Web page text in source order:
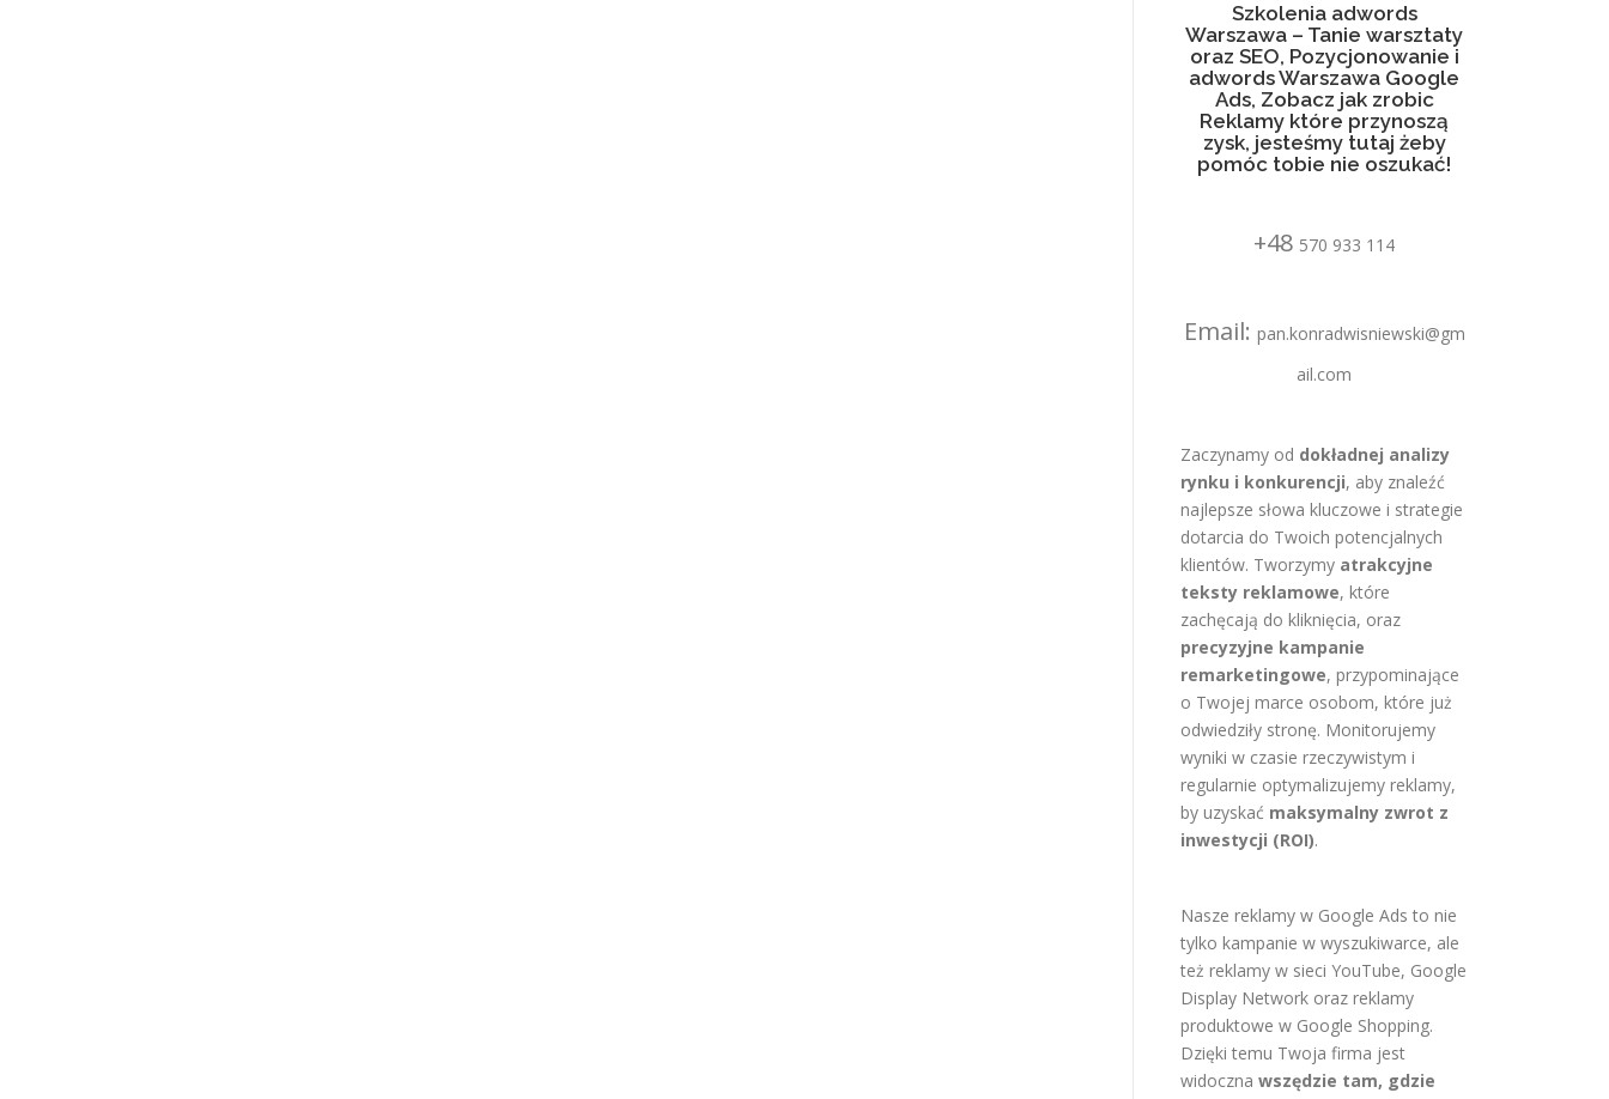
Szkolenia adwords
Warszawa – Tanie warsztaty
oraz SEO, Pozycjonowanie i
adwords Warszawa Google
Ads, Zobacz jak zrobic
Reklamy które przynoszą
zysk, jesteśmy tutaj żeby
pomóc tobie nie oszukać!
+48 570 933 114
Email: pan.konradwisniewski@gm
ail.com
Zaczynamy od dokładnej analizy
rynku i konkurencji, aby znaleźć
najlepsze słowa kluczowe i strategie
dotarcia do Twoich potencjalnych
klientów. Tworzymy atrakcyjne
teksty reklamowe, które
zachęcają do kliknięcia, oraz
precyzyjne kampanie
remarketingowe, przypominające
o Twojej marce osobom, które już
odwiedziły stronę. Monitorujemy
wyniki w czasie rzeczywistym i
regularnie optymalizujemy reklamy,
by uzyskać maksymalny zwrot z
inwestycji (ROI).
Nasze reklamy w Google Ads to nie
tylko kampanie w wyszukiwarce, ale
też reklamy w sieci YouTube, Google
Display Network oraz reklamy
produktowe w Google Shopping.
Dzięki temu Twoja firma jest
widoczna wszędzie tam, gdzie